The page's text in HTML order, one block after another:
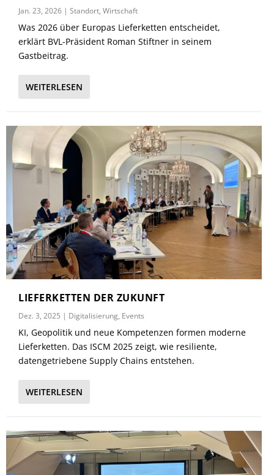
Jan. 23, 2026 |Standort,Wirtschaft
Was 2026 über Europas Lieferketten entscheidet,
erklärt BVL-Präsident Roman Stiftner in seinem
Gastbeitrag.
WEITERLESEN
LIEFERKETTEN DER ZUKUNFT
Dez. 3, 2025 | Digitalisierung, Events
KI, Geopolitik und neue Kompetenzen formen moderne
Lieferketten. Das ISCM 2025 zeigt, wie resiliente,
datengetriebene Supply Chains entstehen.
WEITERLESEN